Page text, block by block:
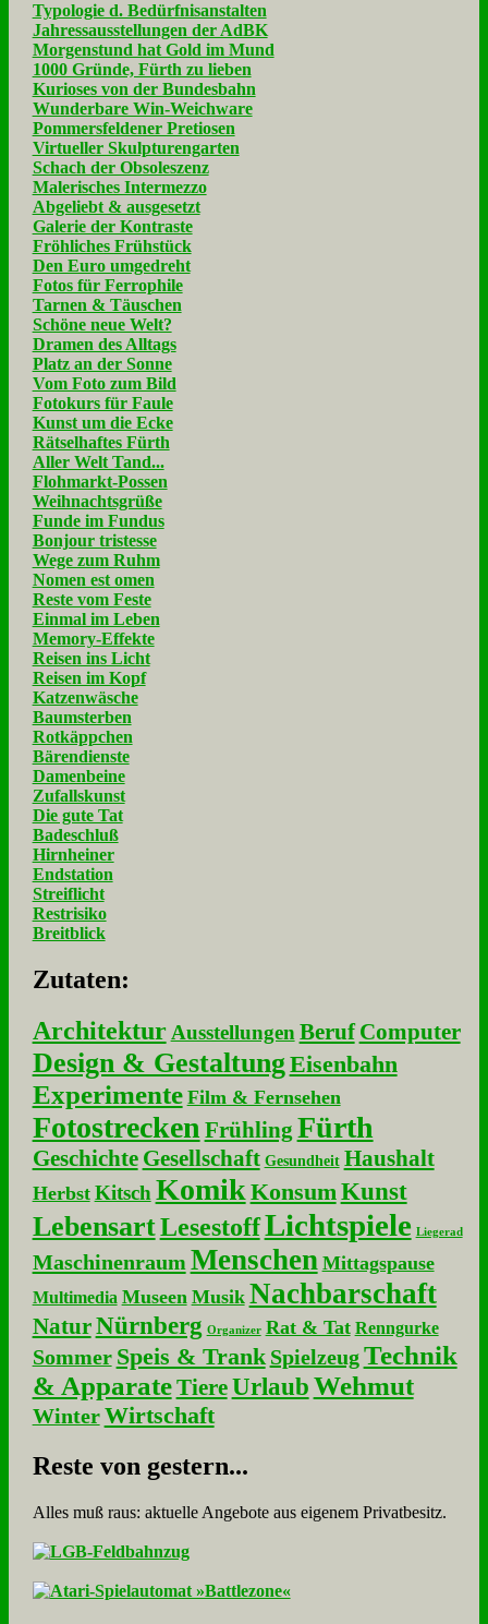
Typologie d. Bedürfnisanstalten
Jahressausstellungen der AdBK
Morgenstund hat Gold im Mund
1000 Gründe, Fürth zu lieben
Kurioses von der Bundesbahn
Wunderbare Win-Weichware
Pommersfeldener Pretiosen
Virtueller Skulpturengarten
Schach der Obsoleszenz
Malerisches Intermezzo
Abgeliebt & ausgesetzt
Galerie der Kontraste
Fröhliches Frühstück
Den Euro umgedreht
Fotos für Ferrophile
Tarnen & Täuschen
Schöne neue Welt?
Dramen des Alltags
Platz an der Sonne
Vom Foto zum Bild
Fotokurs für Faule
Kunst um die Ecke
Rätselhaftes Fürth
Aller Welt Tand...
Flohmarkt-Possen
Weihnachtsgrüße
Funde im Fundus
Bonjour tristesse
Wege zum Ruhm
Nomen est omen
Reste vom Feste
Einmal im Leben
Memory-Effekte
Reisen ins Licht
Reisen im Kopf
Katzenwäsche
Baumsterben
Rotkäppchen
Bärendienste
Damenbeine
Zufallskunst
Die gute Tat
Badeschluß
Hirnheiner
Endstation
Streiflicht
Restrisiko
Breitblick
Zu­ta­ten:
Architektur Ausstellungen Beruf Computer
Design & GestaltungEisenbahn
Experimente Film & Fernsehen
Fotostrecken Frühling Fürth
Geschichte Gesellschaft Gesundheit Haushalt
Herbst Kitsch Komik KonsumKunst
LebensartLesestoffLichtspiele Liegerad
Maschinenraum Menschen Mittagspause
Multimedia Museen Musik Nachbarschaft
NaturNürnberg Organizer Rat & Tat Renngurke
Sommer Speis & Trank Spielzeug Technik
& Apparate Tiere UrlaubWehmut
Winter Wirtschaft
Re­ste von ge­stern...
Alles muß raus: aktuelle An­ge­bo­te aus eigenem Privatbesitz.